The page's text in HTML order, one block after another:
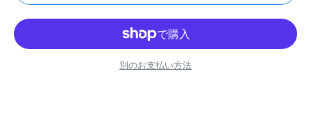
別のお支払い方法